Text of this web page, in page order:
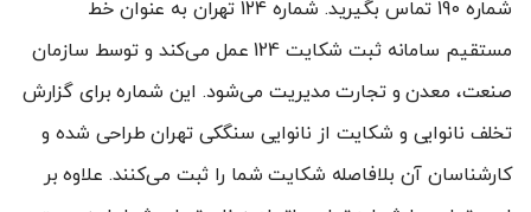
شماره 190 تماس بگیرید. شماره 124 تهران به عنوان خط
مستقیم سامانه ثبت شکایت 124 عمل می‌کند و توسط سازمان
صنعت، معدن و تجارت مدیریت می‌شود. این شماره برای گزارش
تخلف نانوایی و شکایت از نانوایی سنگکی تهران طراحی شده و
کارشناسان آن بلافاصله شکایت شما را ثبت می‌کنند. علاوه بر